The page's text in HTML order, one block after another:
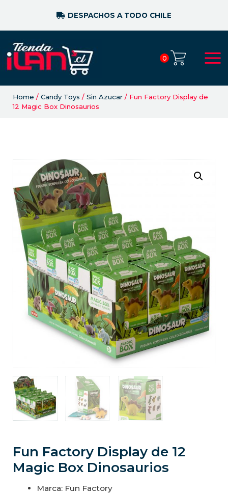
DESPACHOS A TODO CHILE
0
Home / Candy Toys / Sin Azucar / Fun Factory Display de
12 Magic Box Dinosaurios
Fun Factory Display de 12
Magic Box Dinosaurios
Marca: Fun Factory